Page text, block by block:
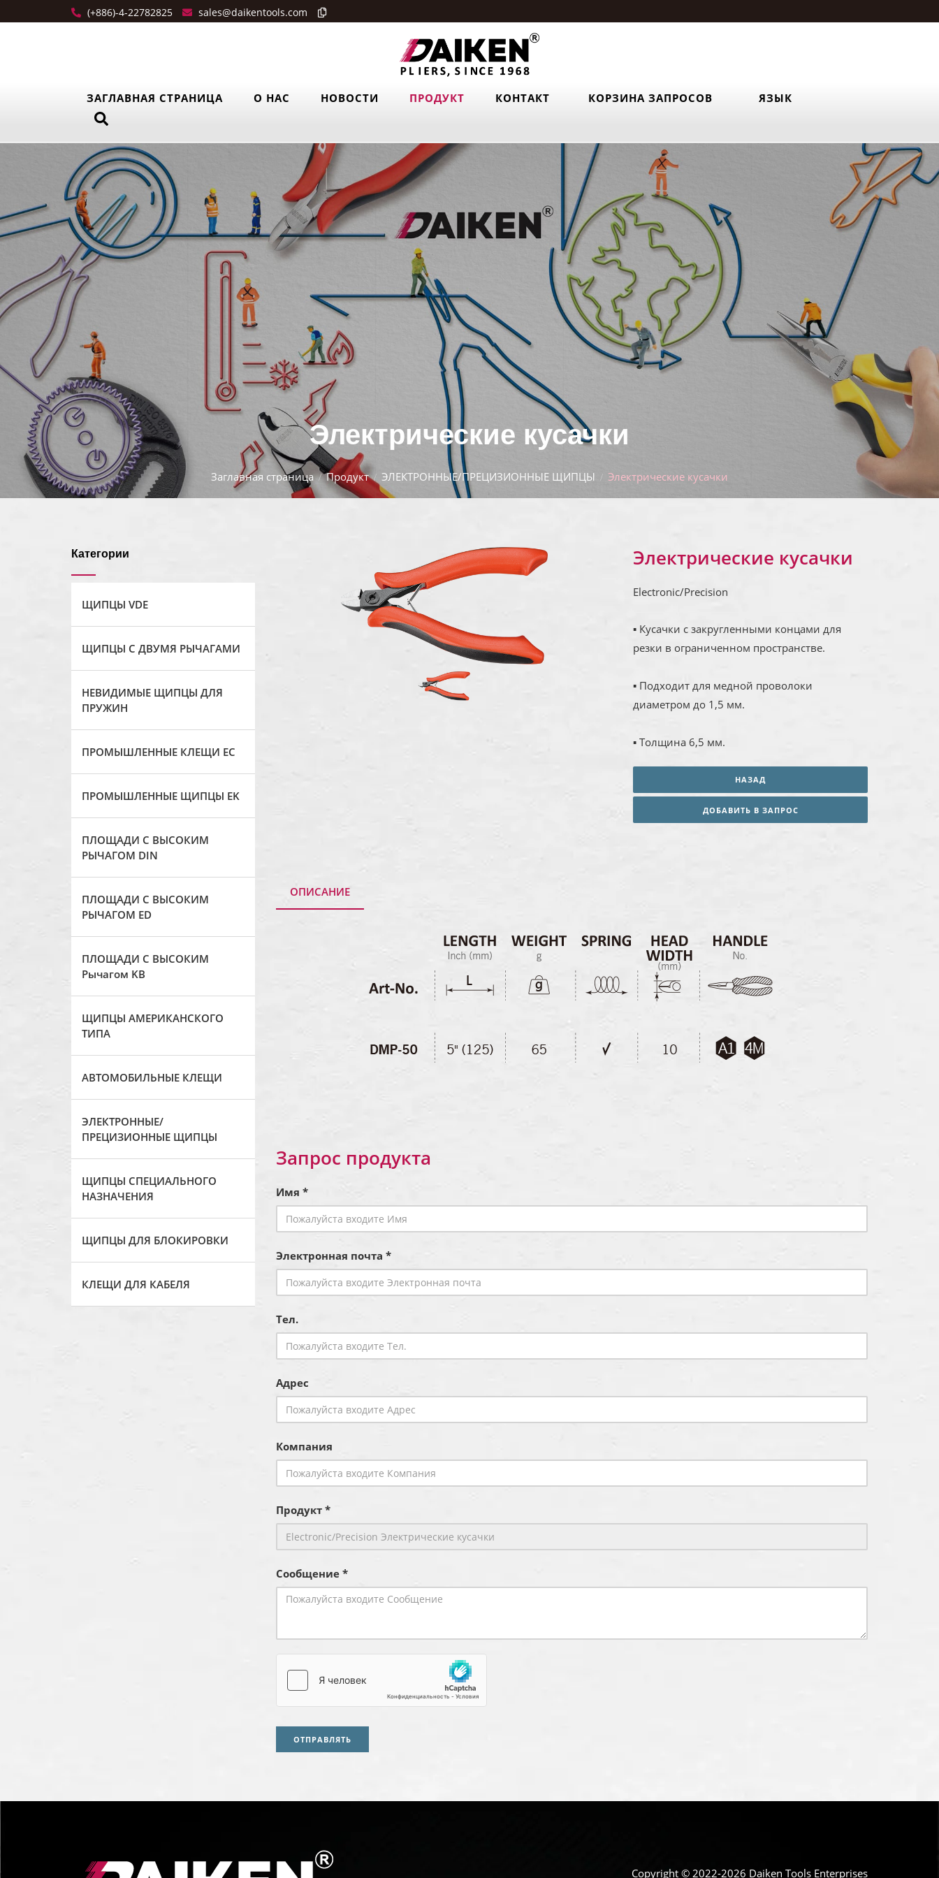
(+886)-4-22782825 sales@daikentools.com
ЗАГЛАВНАЯ СТРАНИЦА О НАС НОВОСТИ ПРОДУКТ КОНТАКТ КОРЗИНА ЗАПРОСОВ ЯЗЫК
Электрические кусачки
Заглавная страница Продукт ЭЛЕКТРОННЫЕ/ПРЕЦИЗИОННЫЕ ЩИПЦЫ Электрические кусачки
Категории
ЩИПЦЫ VDE
ЩИПЦЫ С ДВУМЯ РЫЧАГАМИ
НЕВИДИМЫЕ ЩИПЦЫ ДЛЯ
ПРУЖИН
ПРОМЫШЛЕННЫЕ КЛЕЩИ ЕС
ПРОМЫШЛЕННЫЕ ЩИПЦЫ EK
ПЛОЩАДИ С ВЫСОКИМ
РЫЧАГОМ DIN
ПЛОЩАДИ С ВЫСОКИМ
РЫЧАГОМ ED
ПЛОЩАДИ С ВЫСОКИМ
Рычагом KB
ЩИПЦЫ АМЕРИКАНСКОГО
ТИПА
АВТОМОБИЛЬНЫЕ КЛЕЩИ
ЭЛЕКТРОННЫЕ/
ПРЕЦИЗИОННЫЕ ЩИПЦЫ
ЩИПЦЫ СПЕЦИАЛЬНОГО
НАЗНАЧЕНИЯ
ЩИПЦЫ ДЛЯ БЛОКИРОВКИ
КЛЕЩИ ДЛЯ КАБЕЛЯ
Электрические кусачки
Electronic/Precision
▪ Кусачки с закругленными концами для
резки в ограниченном пространстве.
▪ Подходит для медной проволоки
диаметром до 1,5 мм.
▪ Толщина 6,5 мм.
НАЗАД
ДОБАВИТЬ В ЗАПРОС
ОПИСАНИЕ
Запрос продукта
Имя *
Электронная почта *
Тел.
Адрес
Компания
Продукт *
Сообщение *
ОТПРАВЛЯТЬ
Copyright © 2022-2026 Daiken Tools Enterprises